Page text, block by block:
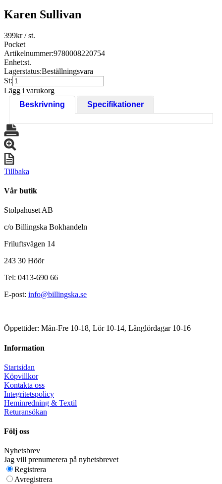
Karen Sullivan
399kr/ st.
Pocket
Artikelnummer:9780008220754
Enhet:st.
Lagerstatus:Beställningsvara
St:
Lägg i varukorg
Beskrivning
Specifikationer
Tillbaka
Vår butik
Stolpahuset AB
c/o Billingska Bokhandeln
Friluftsvägen 14
243 30 Höör
Tel: 0413-690 66
E-post: info@billingska.se
Öppettider: Mån-Fre 10-18, Lör 10-14, Långlördagar 10-16
Information
Startsidan
Köpvillkor
Kontakta oss
Integritetspolicy
Heminredning & Textil
Returansökan
Följ oss
Nyhetsbrev
Jag vill prenumerera på nyhetsbrevet
Registrera
Avregistrera